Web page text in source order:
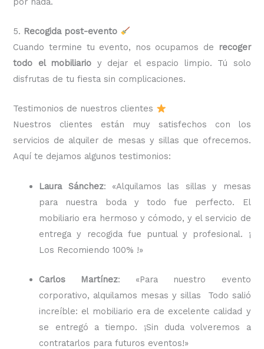
5. Recogida post-evento
Cuando termine tu evento, nos ocupamos de
recoger
todo el mobiliario y dejar el espacio limpio. Tú solo
disfrutas de tu fiesta sin complicaciones.
Testimonios de nuestros clientes
Nuestros clientes están muy satisfechos con los
servicios de alquiler de mesas y sillas que ofrecemos.
Aquí te dejamos algunos testimonios:
Laura Sánchez: «Alquilamos las sillas y mesas
para nuestra boda y todo fue perfecto. El
mobiliario era hermoso y cómodo, y el servicio de
entrega y recogida fue puntual y profesional. ¡
Los Recomiendo 100% !»
Carlos Martínez: «Para nuestro evento
corporativo, alquilamos mesas y sillas Todo salió
increíble: el mobiliario era de excelente calidad y
se entregó a tiempo. ¡Sin duda volveremos a
contratarlos para futuros eventos!»